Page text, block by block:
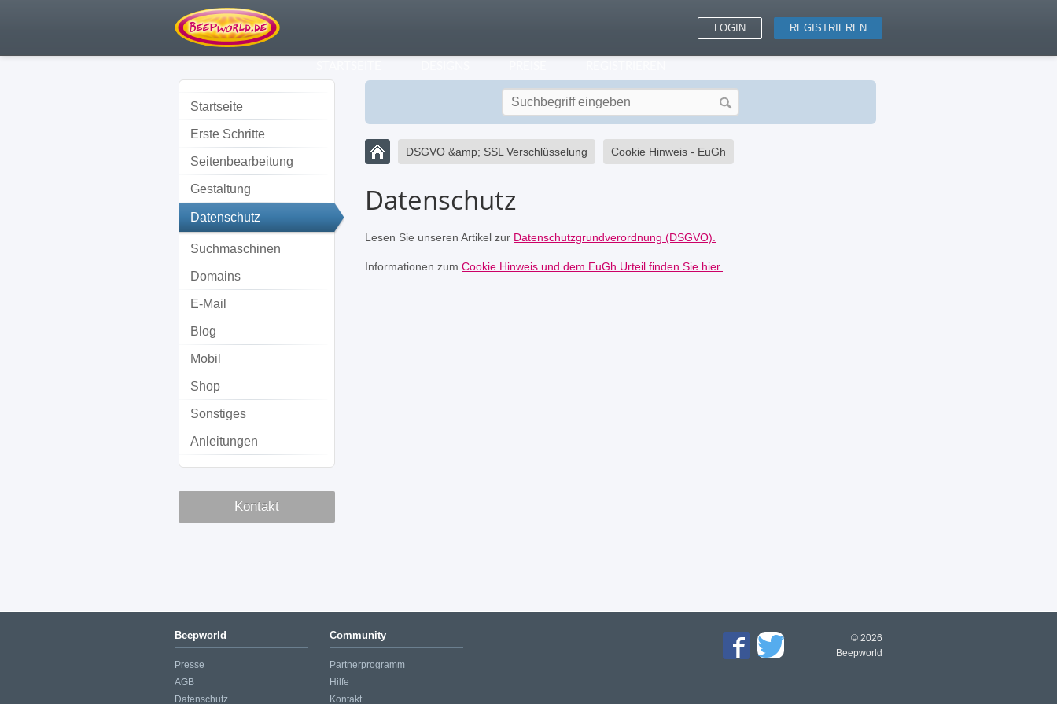
REGISTRIEREN
LOGIN
Startseite
Erste Schritte
Seitenbearbeitung
Gestaltung
Datenschutz
Suchmaschinen
Domains
E-Mail
Blog
Mobil
Shop
Sonstiges
Anleitungen
Kontakt
DSGVO &amp; SSL Verschlüsselung Cookie Hinweis - EuGh
Datenschutz
Lesen Sie unseren Artikel zur Datenschutzgrundverordnung (DSGVO).
Informationen zum Cookie Hinweis und dem EuGh Urteil finden Sie hier.
Beepworld
Presse
AGB
Datenschutz
Community
Partnerprogramm
Hilfe
Kontakt
© 2026
Beepworld